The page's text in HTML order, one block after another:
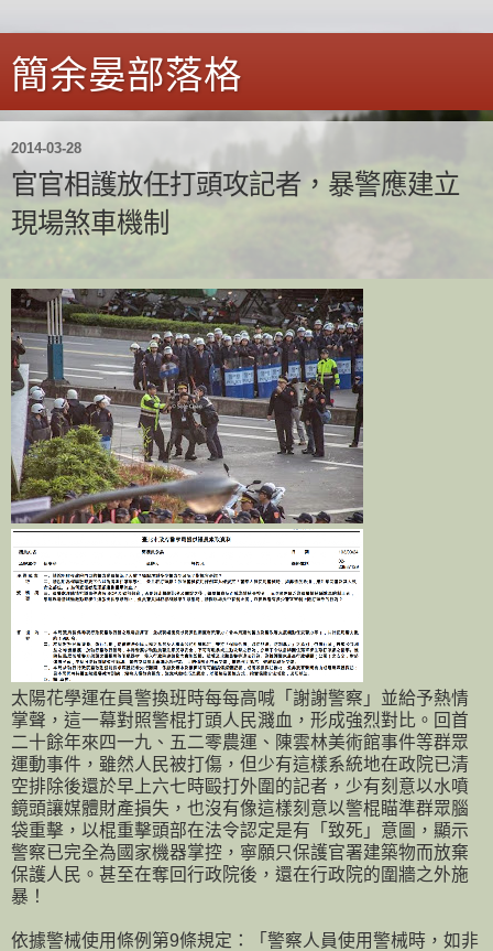
簡余晏部落格
2014-03-28
官官相護放任打頭攻記者，暴警應建立
現場煞車機制
太陽花學運在員警換班時每每高喊「謝謝警察」並給予熱情
掌聲，這一幕對照警棍打頭人民濺血，形成強烈對比。回首
二十餘年來四一九、五二零農運、陳雲林美術館事件等群眾
運動事件，雖然人民被打傷，但少有這樣系統地在政院已清
空排除後還於早上六七時毆打外圍的記者，少有刻意以水噴
鏡頭讓媒體財產損失，也沒有像這樣刻意以警棍瞄準群眾腦
袋重擊，以棍重擊頭部在法令認定是有「致死」意圖，顯示
警察已完全為國家機器掌控，寧願只保護官署建築物而放棄
保護人民。甚至在奪回行政院後，還在行政院的圍牆之外施
暴！
依據警械使用條例第9條規定：「警察人員使用警械時，如非